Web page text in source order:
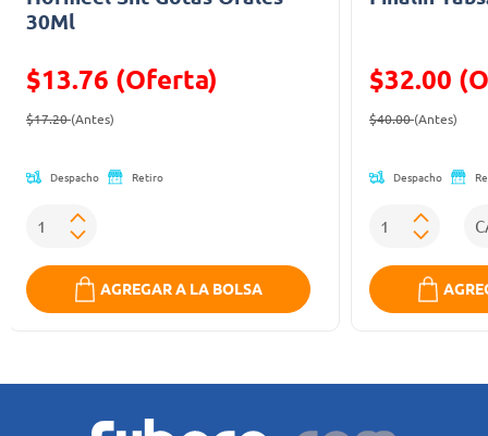
30Ml
$13.76 (Oferta)
Precio reducido de
$17.20(Antes)
Despacho Retiro
AGREGAR A LA BOLSA
$32.00
Precio
$40.00(Antes)
Despacho